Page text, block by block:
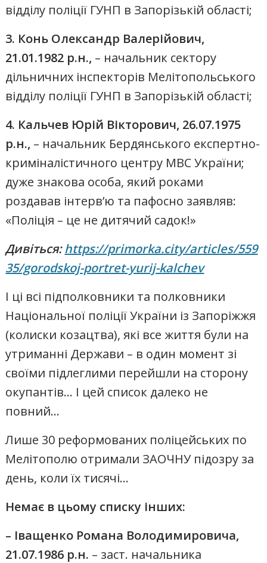
відділу поліції ГУНП в Запорізькій області;
3. Конь Олександр Валерійович,
21.01.1982 р.н., – начальник сектору
дільничних інспекторів Мелітопольського
відділу поліції ГУНП в Запорізькій області;
4. Кальчев Юрій Вікторович, 26.07.1975
р.н., – начальник Бердянського експертно-
криміналістичного центру МВС України;
дуже знакова особа, який роками
роздавав інтерв’ю та пафосно заявляв:
«Поліція – це не дитячий садок!»
Дивіться:https://primorka.city/articles/559
35/gorodskoj-portret-yurij-kalchev
І ці всі підполковники та полковники
Національної поліції України із Запоріжжя
(колиски козацтва), які все життя були на
утриманні Держави – в один момент зі
своїми підлеглими перейшли на сторону
окупантів… І цей список далеко не
повний…
Лише 30 реформованих поліцейських по
Мелітополю отримали ЗАОЧНУ підозру за
день, коли їх тисячі…
Немає в цьому списку інших:
– Іващенко Романа Володимировича,
21.07.1986 р.н. – заст. начальника